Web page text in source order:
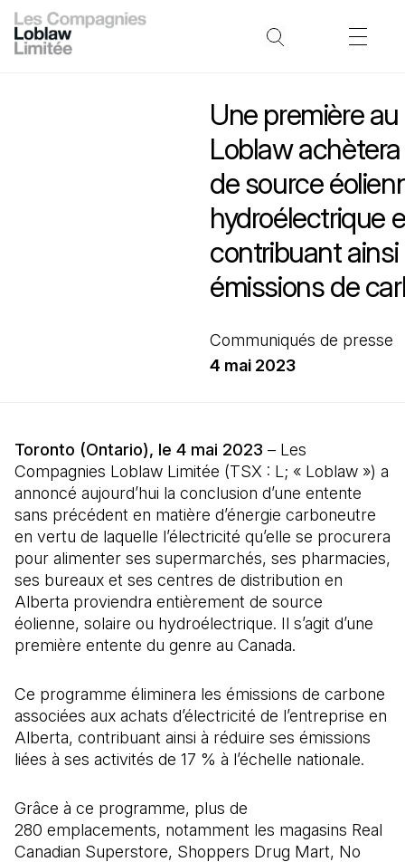
Une première
Loblaw achètera
de source
hydroélectrique
contribuant ainsi
émissions de
Communiqués de presse
4 mai 2023
Toronto (Ontario), le 4 mai 2023 – Les
Compagnies Loblaw Limitée (TSX : L; « Loblaw ») a
annoncé aujourd’hui la conclusion d’une entente
sans précédent en matière d’énergie carboneutre
en vertu de laquelle l’électricité qu’elle se procurera
pour alimenter ses supermarchés, ses pharmacies,
ses bureaux et ses centres de distribution en
Alberta proviendra entièrement de source
éolienne, solaire ou hydroélectrique. Il s’agit d’une
première entente du genre au Canada.
Ce programme éliminera les émissions de carbone
associées aux achats d’électricité de l’entreprise en
Alberta, contribuant ainsi à réduire ses émissions
liées à ses activités de 17 % à l’échelle nationale.
Grâce à ce programme, plus de
280 emplacements, notamment les magasins Real
Canadian Superstore, Shoppers Drug Mart, No